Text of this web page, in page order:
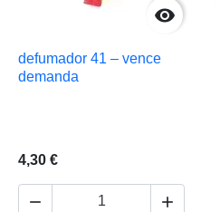

defumador 41 – vence
demanda
4,30 €
 